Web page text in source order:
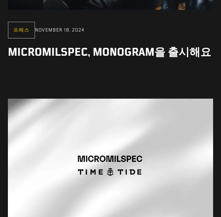
프레스 NOVEMBER 18, 2024
MICROMILSPEC, MONOGRAM을 출시해요